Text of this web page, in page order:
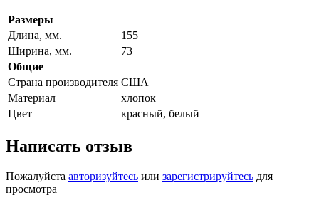
Размеры
Длина, мм.
155
Ширина, мм.
73
Общие
Страна производителя США
Материал
хлопок
Цвет
красный, белый
Написать отзыв
Пожалуйста авторизуйтесь или зарегистрируйтесь для
просмотра